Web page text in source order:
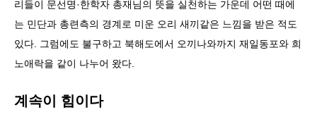
리들이 문선명·한학자 총재님의 뜻을 실천하는 가운데 어떤 때에
는 민단과 총련측의 경계로 미운 오리 새끼같은 느낌을 받은 적도
있다. 그럼에도 불구하고 북해도에서 오끼나와까지 재일동포와 희
노애락을 같이 나누어 왔다.
계속이 힘이다